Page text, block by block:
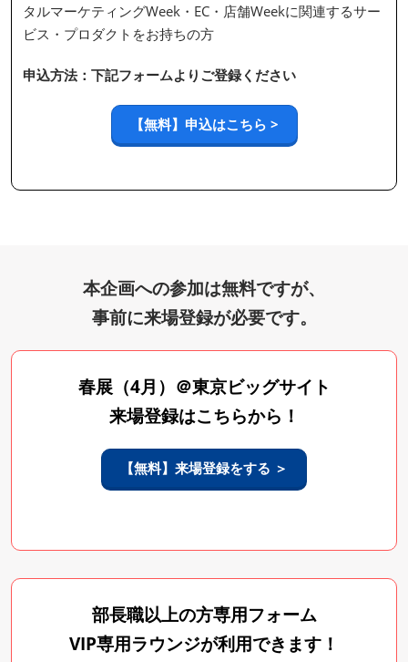
タルマーケティングWeek・EC・店舗Weekに関連するサー
ビス・プロダクトをお持ちの方
申込方法：下記フォームよりご登録ください
【無料】申込はこちら >
本企画への参加は無料ですが、
事前に来場登録が必要です。
春展（4月）＠東京ビッグサイト
来場登録はこちらから！
【無料】来場登録をする ＞
部長職以上の方専用フォーム
VIP専用ラウンジが利用できます！